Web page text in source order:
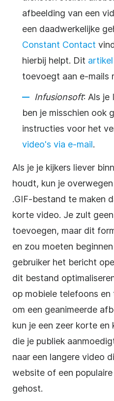
afbeelding van een
een daadwerkelijke
Constant Contact
hierbij helpt. Dit artikel
toevoegt aan e-mails
Infusionsoft: Als je
ben je misschien ook
instructies voor het
video's via e-mail.
Als je je kijkers liever
houdt, kun je
.GIF-bestand te maken
korte video. Je zult
toevoegen, maar dit
en zou moeten
gebruiker het bericht
dit bestand
op mobiele telefoons
om een geanimeerde
kun je een zeer korte en
die je publiek
naar een langere video
website of een
gehost.